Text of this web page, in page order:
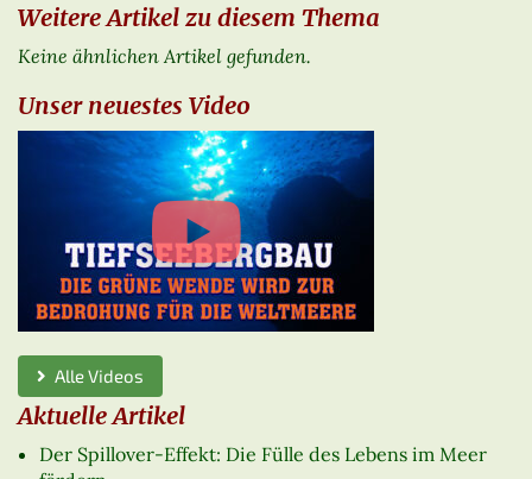
Weitere Artikel zu diesem Thema
Keine ähnlichen Artikel gefunden.
Unser neuestes Video
Alle Videos
Aktuelle Artikel
Der Spillover-Effekt: Die Fülle des Lebens im Meer